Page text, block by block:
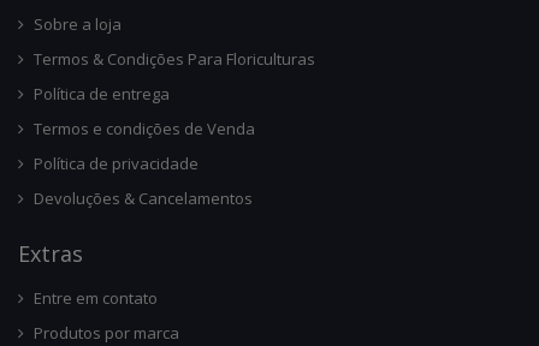
Sobre a loja
Termos & Condições Para Floriculturas
Política de entrega
Termos e condições de Venda
Política de privacidade
Devoluções & Cancelamentos
ExtRas
Entre em contato
Produtos por marca